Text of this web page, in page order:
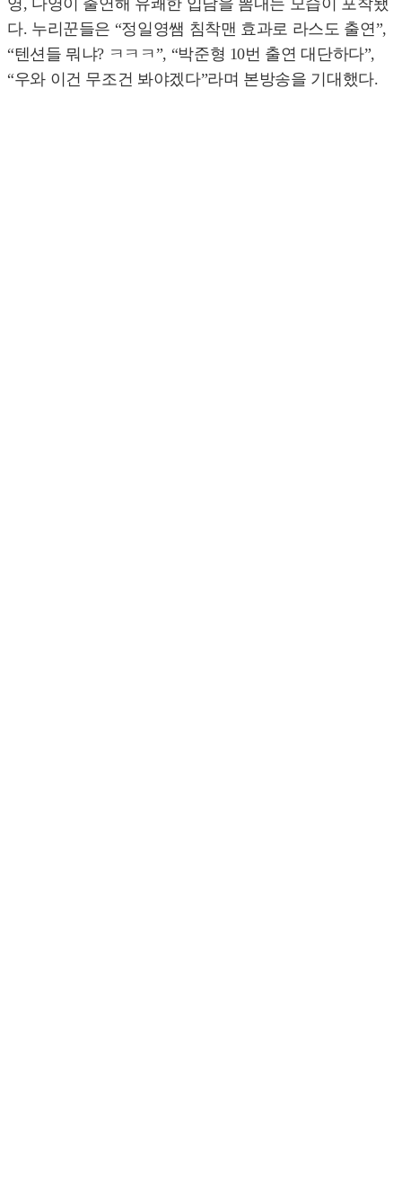
영, 다영이 출연해 유쾌한 입담을 뽐내는 모습이 포착됐
다. 누리꾼들은 “정일영쌤 침착맨 효과로 라스도 출연”,
“텐션들 뭐냐? ㅋㅋㅋ”, “박준형 10번 출연 대단하다”,
“우와 이건 무조건 봐야겠다”라며 본방송을 기대했다.